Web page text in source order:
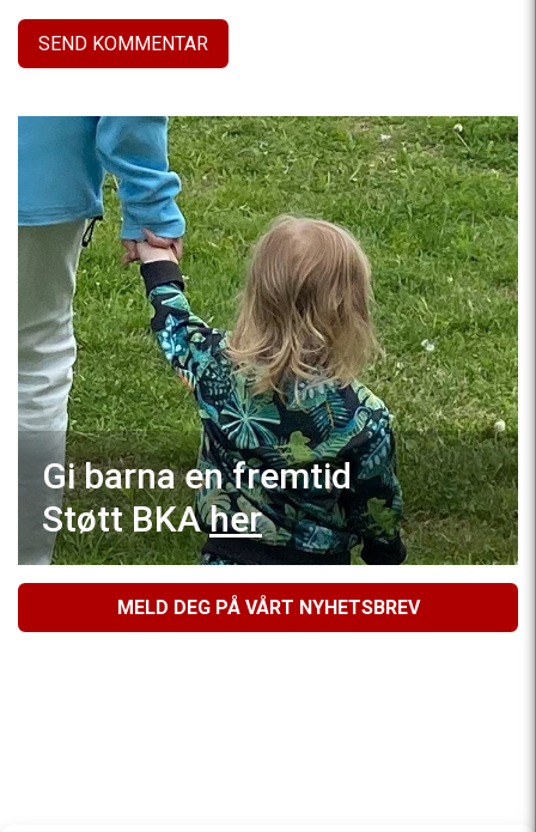
Gi barna en fremtid
Støtt BKAher
MELD DEG PÅ VÅRT NYHETSBREV